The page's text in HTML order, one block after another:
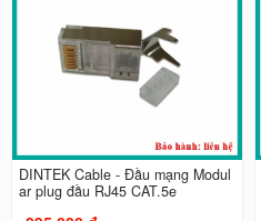
DINTEK Cable - Đầu mạng Modul
ar plug đầu RJ45 CAT.5e